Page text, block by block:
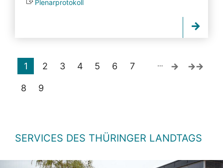
Plenarprotokoll
1 2 3 4 5 6 7
8 9
…
SERVICES DES THÜRINGER LANDTAGS